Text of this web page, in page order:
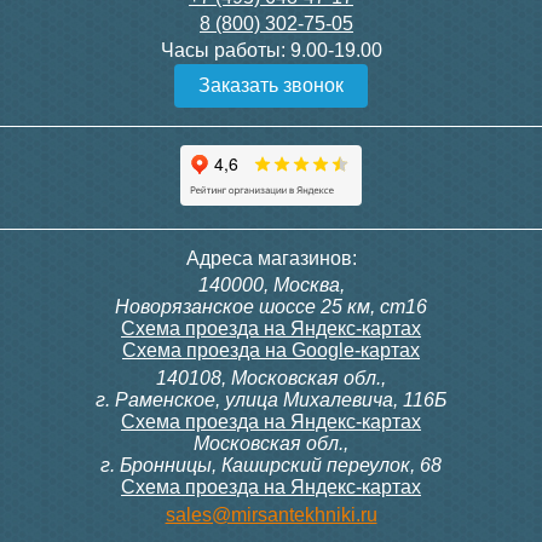
Конвектор ITT.080.200.1300
с решеткой GRILL.SGW-20-
Конвектор ITT.080.200.1000
с решеткой GRILL.SGW-20-
Конвектор ITT.080.200.1000
с решеткой GRILL.SGW-20-
Конвектор ITT.080.200.900 с
решеткой GRILL.SGA-20-
Подробнее Подробнее
100T, 230В (накладной,
расписание, упр.с пульта)
28 000
300, 230В (врезной - квадр.
коробка)
9 700
8 (800) 302-75-05
Часы работы: 9.00-19.00
Заказать звонок
Адреса магазинов:
140000, Москва,
Новорязанское шоссе 25 км, ст16
Схема проезда на Яндекс-картах
Схема проезда на Google-картах
140108, Московская обл.,
г. Раменское, улица Михалевича, 116Б
Схема проезда на Яндекс-картах
Московская обл.,
г. Бронницы, Каширский переулок, 68
Схема проезда на Яндекс-картах
sales@mirsantekhniki.ru